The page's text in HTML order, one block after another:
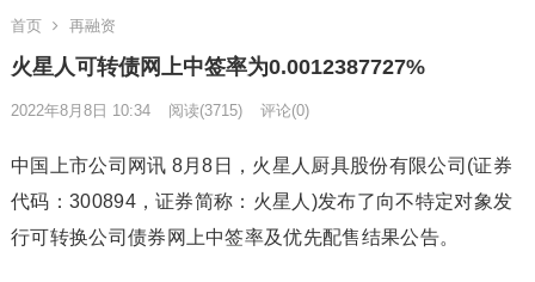
首页 再融资
火星人可转债网上中签率为0.0012387727%
2022年8月8日 10:34 阅读(3715) 评论(0)
中国上市公司网讯 8月8日，火星人厨具股份有限公司(证券
代码：300894，证券简称：火星人)发布了向不特定对象发
行可转换公司债券网上中签率及优先配售结果公告。